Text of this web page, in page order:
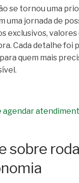
se tornou uma
uma jornada de
exclusivos,
Cada detalhe foi
quem mais
agendar
sobre